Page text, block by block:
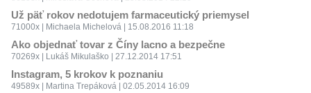
Už päť rokov nedotujem farmaceutický priemysel
71000x | Michaela Michelová | 15.08.2016 11:18
Ako objednať tovar z Číny lacno a bezpečne
70269x | Lukáš Mikulaško | 27.12.2014 17:51
Instagram, 5 krokov k poznaniu
49589x | Martina Trepáková | 02.05.2014 16:09